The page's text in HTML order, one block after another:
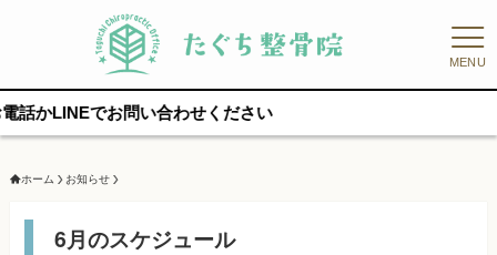
MENU
でお問い合わせください
ホーム お知らせ
6月のスケジュール